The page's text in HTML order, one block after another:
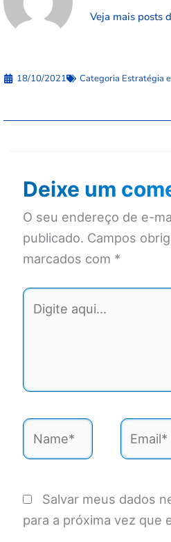
Veja mais posts
18/10/2021 Categoria Estratégia
Deixe um
O seu endereço de e-
publicado. Campos
marcados com *
Digite
aqui...
Name* Email*
Salvar meus dados
para a próxima vez que